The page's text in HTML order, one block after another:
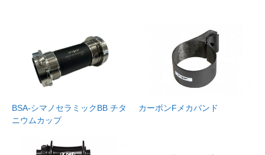
BSA-シマノセラミックBB チタ
ニウムカップ
カーボンFメカバンド